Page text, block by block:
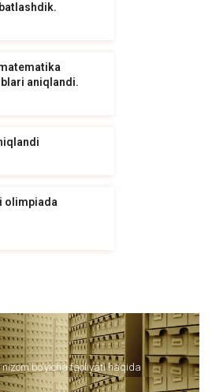
aniqlandi.
olimpiada
bo'yicha faoliyati haqida